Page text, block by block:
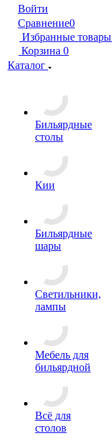
Войти
Сравнение0
Избранные товары
Корзина 0
Каталог
Бильярдные
столы
Кии
Бильярдные
шары
Светильники,
лампы
Мебель для
бильярдной
Всё для
столов